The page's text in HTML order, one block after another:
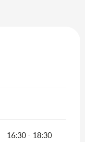
16:30 - 18:30